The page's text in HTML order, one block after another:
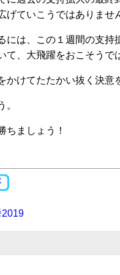
げていこうではありませ
は、この１週間の支持
て、大飛躍をおこそうで
けてたたかい抜く決意
ましょう！